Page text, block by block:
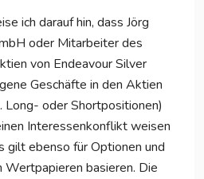
ich darauf hin, dass Jörg
oder Mitarbeiter des
von Endeavour Silver
Geschäfte in den Aktien
Long- oder Shortpositionen)
Interessenkonflikt weisen
gilt ebenso für Optionen und
Wertpapieren basieren. Die